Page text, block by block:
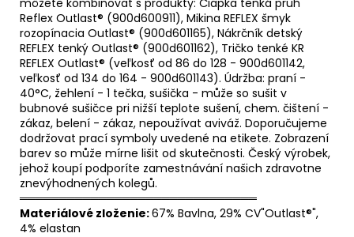
Reflex Outlast® (900d600911), Mikina REFLEX šmyk
rozopínacia Outlast® (900d601165), Nákrčník detský
REFLEX tenký Outlast® (900d601162), Tričko tenké KR
REFLEX Outlast® (veľkosť od 86 do 128 - 900d601142,
veľkosť od 134 do 164 - 900d601143). Údržba: praní -
40°C, žehlení - 1 tečka, sušička - může so sušit v
bubnové sušičce pri nižší teplote sušení, chem. čištení -
zákaz, belení - zákaz, nepoužívat aviváž. Doporučujeme
dodržovat prací symboly uvedené na etikete. Zobrazení
barev so může mírne lišit od skutečnosti. Český výrobek,
jehož koupí podporíte zamestnávání našich zdravotne
znevýhodnených kolegů.
══════════════════════════════
Materiálové zloženie:67% Bavlna, 29% CV"Outlast®",
4% elastan